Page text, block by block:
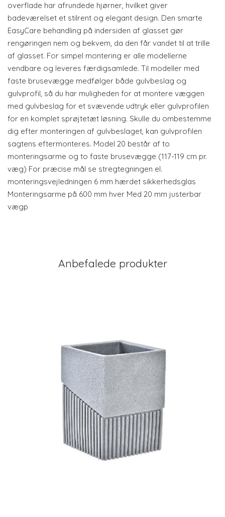
overflade har afrundede hjørner, hvilket giver
badeværelset et stilrent og elegant design. Den smarte
EasyCare behandling på indersiden af glasset gør
rengøringen nem og bekvem, da den får vandet til at trille
af glasset. For simpel montering er alle modellerne
vendbare og leveres færdigsamlede. Til modeller med
faste brusevægge medfølger både gulvbeslag og
gulvprofil, så du har muligheden for at montere væggen
med gulvbeslag for et svævende udtryk eller gulvprofilen
for en komplet sprøjtetæt løsning. Skulle du ombestemme
dig efter monteringen af gulvbeslaget, kan gulvprofilen
sagtens eftermonteres. Model 20 består af to
monteringsarme og to faste brusevægge (117-119 cm pr.
væg) For præcise mål se stregtegningen el.
monteringsvejledningen 6 mm hærdet sikkerhedsglas
Monteringsarme på 600 mm hver Med 20 mm justerbar
vægp
Anbefalede produkter